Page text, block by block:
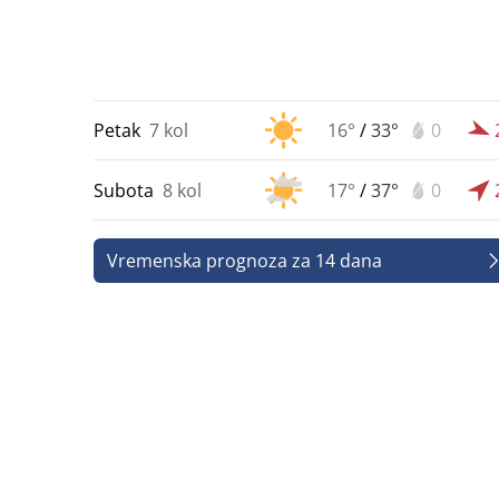
Petak 7 kol 16° /33° 0
Subota 8 kol 17° /37° 0
Vremenska prognoza za 14 dana